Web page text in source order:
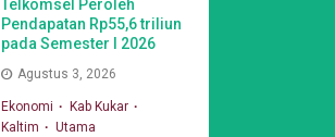
Telkomsel Peroleh
Pendapatan Rp55,6 triliun
pada Semester I 2026
Agustus 3, 2026
Ekonomi
Kab Kukar
Kaltim
Utama